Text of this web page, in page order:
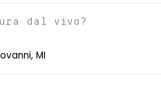
dal vivo?
MI